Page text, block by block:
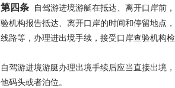
第四条 自驾游进境游艇在抵达、离开口岸前
验机构报告抵达、离开口岸的时间和停留地点
线路等，办理进出境手续，接受口岸查验机构检
自驾游进境游艇办理出境手续后应当直接出境
他码头或者泊位。